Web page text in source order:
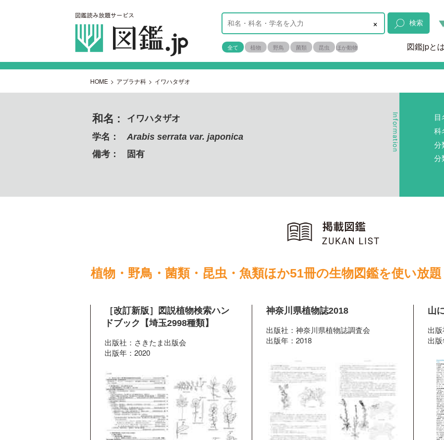
× 検索
全て 植物 野鳥 菌類 昆虫 ほか動物 図鑑jpと
HOME > アブラナ科 > イワハタザオ
和名 :
イワハタザオ
学名：
Arabis serrata var. japonica
備考：
固有
科
分
分
植物・野鳥・菌類・昆虫・魚類ほか51冊の生物図鑑を使い放題
［改訂新版］図説植物検索ハン
ドブック【埼玉2998種類】
出版社：さきたま出版会
出版年：2020
神奈川県植物誌2018
出版社：神奈川県植物誌調査会
出版年：2018
山
出
出